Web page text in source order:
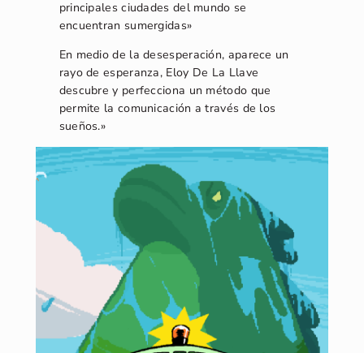
principales ciudades del mundo se
encuentran sumergidas»
En medio de la desesperación, aparece un
rayo de esperanza, Eloy De La Llave
descubre y perfecciona un método que
permite la comunicación a través de los
sueños.»